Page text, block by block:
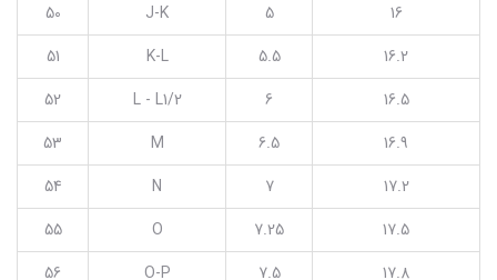
16
5
J-K
50
16.2
5.5
K-L
51
16.5
6
L - L1/2
52
16.9
6.5
M
53
17.2
7
N
54
17.5
7.25
O
55
17.8
7.5
O-P
56